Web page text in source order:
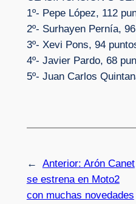
1º- Pepe López, 112
2º- Surhayen Pernía,
3º- Xevi Pons, 94
4º- Javier Pardo, 68
5º- Juan Carlos
← Anterior: Arón Canet
se estrena en Moto2
con muchas novedades